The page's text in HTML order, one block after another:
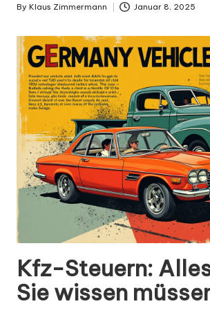
Posted
By Klaus Zimmermann Januar 8, 2025
Kfz-Steuern:
Sie wissen